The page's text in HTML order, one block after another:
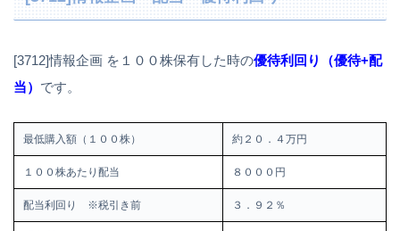
[3712]情報企画 を１００株保有した時の優待利回り（優待+配
当） です。
最低購入額（１００株） 約２０．４万円
１００株あたり配当 ８０００円
配当利回り ※税引き前 ３．９２％